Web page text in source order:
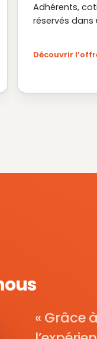
Adhérents,
réservés
Découvrir
Grâce